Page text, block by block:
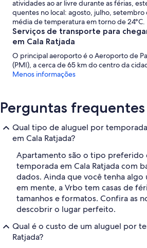
atividades ao ar livre durante as férias,
quentes no local: agosto, julho, setembro
média de temperatura em torno de 24°C.
Serviços de transporte para
em Cala Ratjada
O principal aeroporto é o Aeroporto de
(PMI), a cerca de 65 km do centro da
Menos informações
Perguntas frequentes
Qual tipo de aluguel por
em Cala Ratjada?
Apartamento são o tipo preferido
temporada em Cala Ratjada com
dados. Ainda que você tenha
em mente, a Vrbo tem casas de
tamanhos e formatos. Confira as
descobrir o lugar perfeito.
Qual é o custo de um aluguel por
Ratjada?